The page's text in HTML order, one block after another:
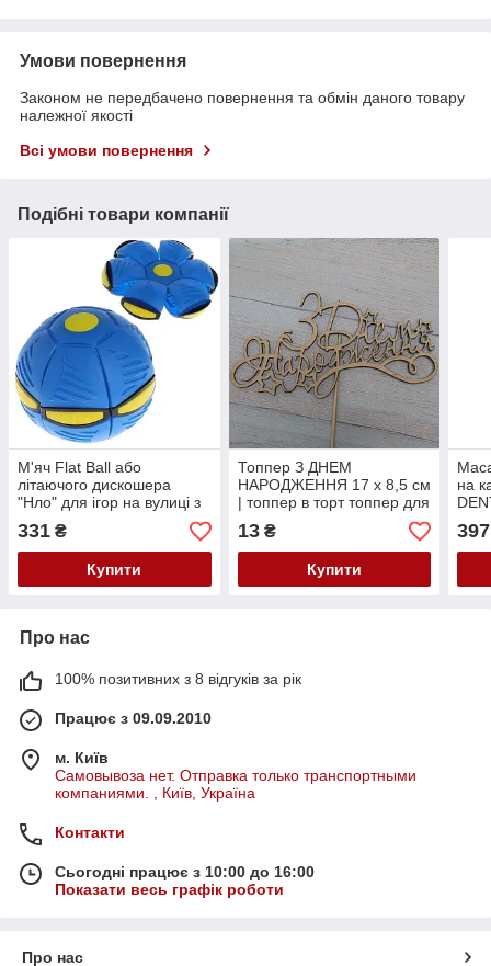
Умови повернення
Законом не передбачено повернення та обмін даного товару
належної якості
Всі умови повернення
Подібні товари компанії
М'яч Flat Ball або
літаючого дискошера
"Нло" для ігор на вулиці з
фрісбі.
331 ₴
Купити
Топпер З ДНЕМ
НАРОДЖЕННЯ 17 х 8,5 см
| топпер в торт топпер для
букетов
13₴
Купити
на
397
Про нас
100% позитивних з 8 відгуків за рік
Працює з 09.09.2010
м. Київ
Самовывоза нет. Отправка только транспортными
компаниями. , Київ, Україна
Контакти
Сьогодні працює з 10:00 до 16:00
Показати весь графік роботи
Про нас